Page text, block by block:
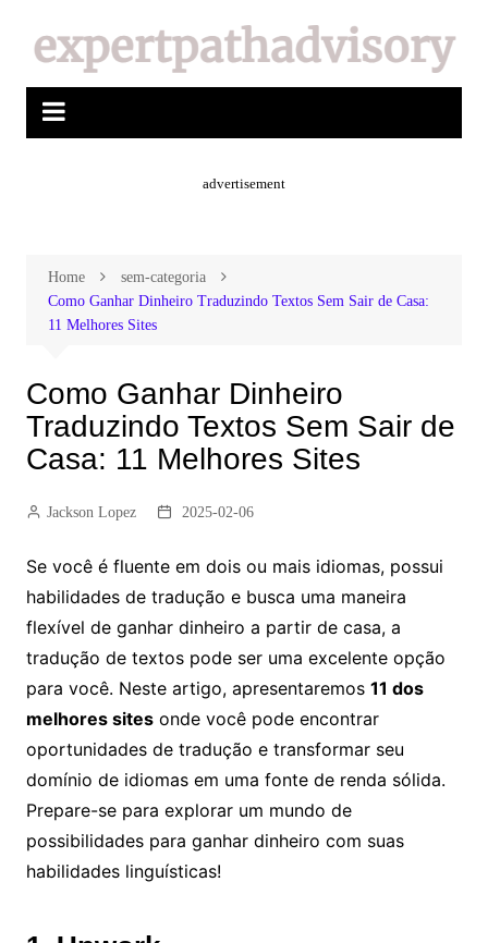
advertisement
Home
sem-categoria
Como Ganhar Dinheiro Traduzindo Textos Sem Sair de Casa:
11 Melhores Sites
Como Ganhar Dinheiro
Traduzindo Textos Sem Sair de
Casa: 11 Melhores Sites
Jackson Lopez 2025-02-06
Se você é fluente em dois ou mais idiomas, possui
habilidades de tradução e busca uma maneira
flexível de ganhar dinheiro a partir de casa, a
tradução de textos pode ser uma excelente opção
para você. Neste artigo, apresentaremos 11 dos
melhores sitesonde você pode encontrar
oportunidades de tradução e transformar seu
domínio de idiomas em uma fonte de renda sólida.
Prepare-se para explorar um mundo de
possibilidades para ganhar dinheiro com suas
habilidades linguísticas!